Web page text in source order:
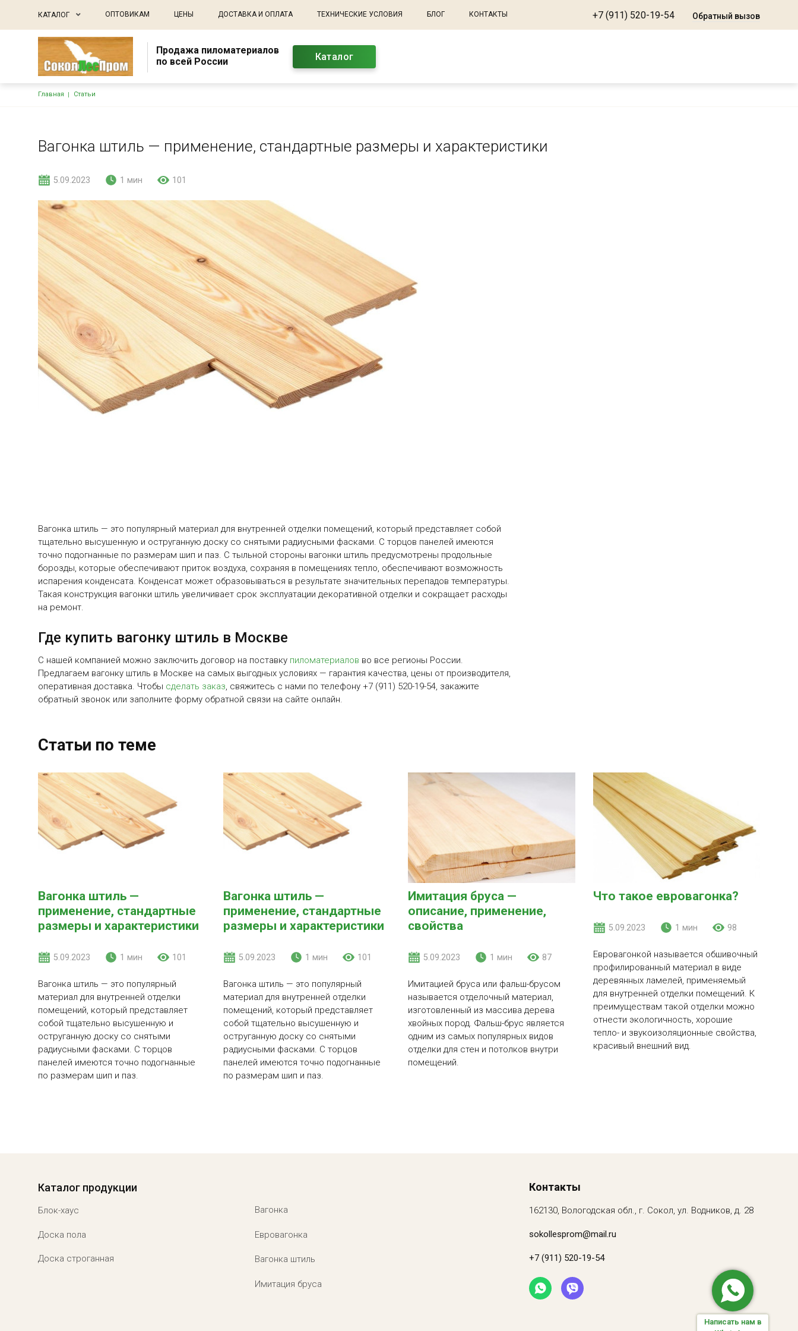
Написать нам в
Основная навигация
КАТАЛОГ ОПТОВИКАМ ЦЕНЫ ДОСТАВКА И ОПЛАТА ТЕХНИЧЕСКИЕ УСЛОВИЯ БЛОГ КОНТАКТЫ +7 (911) 520-19-54 Обратный вызов
Продажа пиломатериалов
по всей России
Каталог
Строка навигации
Главная Статьи
Вагонка штиль — применение, стандартные размеры и характеристики
5.09.2023 1 мин 101
Вагонка штиль — это популярный материал для внутренней отделки помещений, который представляет собой
тщательно высушенную и оструганную доску со снятыми радиусными фасками. С торцов панелей имеются
точно подогнанные по размерам шип и паз. С тыльной стороны вагонки штиль предусмотрены продольные
борозды, которые обеспечивают приток воздуха, сохраняя в помещениях тепло, обеспечивают возможность
испарения конденсата. Конденсат может образовываться в результате значительных перепадов температуры.
Такая конструкция вагонки штиль увеличивает срок эксплуатации декоративной отделки и сокращает расходы
на ремонт.
Где купить вагонку штиль в Москве
С нашей компанией можно заключить договор на поставку пиломатериалов во все регионы России.
Предлагаем вагонку штиль в Москве на самых выгодных условиях — гарантия качества, цены от производителя,
оперативная доставка. Чтобы сделать заказ, свяжитесь с нами по телефону +7 (911) 520-19-54, закажите
обратный звонок или заполните форму обратной связи на сайте онлайн.
Статьи по теме
Вагонка штиль —
применение, стандартные
размеры и характеристики
5.09.2023 1 мин 101
Вагонка штиль — это популярный
материал для внутренней отделки
помещений, который представляет
собой тщательно высушенную и
оструганную доску со снятыми
радиусными фасками. С торцов
панелей имеются точно подогнанные
по размерам шип и паз.
Вагонка штиль —
применение, стандартные
размеры и характеристики
5.09.2023 1 мин 101
Вагонка штиль — это популярный
материал для внутренней отделки
помещений, который представляет
собой тщательно высушенную и
оструганную доску со снятыми
радиусными фасками. С торцов
панелей имеются точно подогнанные
по размерам шип и паз.
Имитация бруса —
описание, применение,
свойства
5.09.2023 1 мин 87
Имитацией бруса или фальш-брусом
называется отделочный материал,
изготовленный из массива дерева
хвойных пород. Фальш-брус является
одним из самых популярных видов
отделки для стен и потолков внутри
помещений.
Что такое евровагонка?
5.09.2023 1 мин 98
Евровагонкой называется обшивочный
профилированный материал в виде
деревянных ламелей, применяемый
для внутренней отделки помещений. К
преимуществам такой отделки можно
отнести экологичность, хорошие
тепло- и звукоизоляционные свойства,
красивый внешний вид.
Menu footer
Каталог продукции
Блок-хаус
Доска пола
Доска строганная
Вагонка
Евровагонка
Вагонка штиль
Имитация бруса
Контакты
162130, Вологодская обл., г. Сокол, ул. Водников, д. 28
sokollesprom@mail.ru
+7 (911) 520-19-54